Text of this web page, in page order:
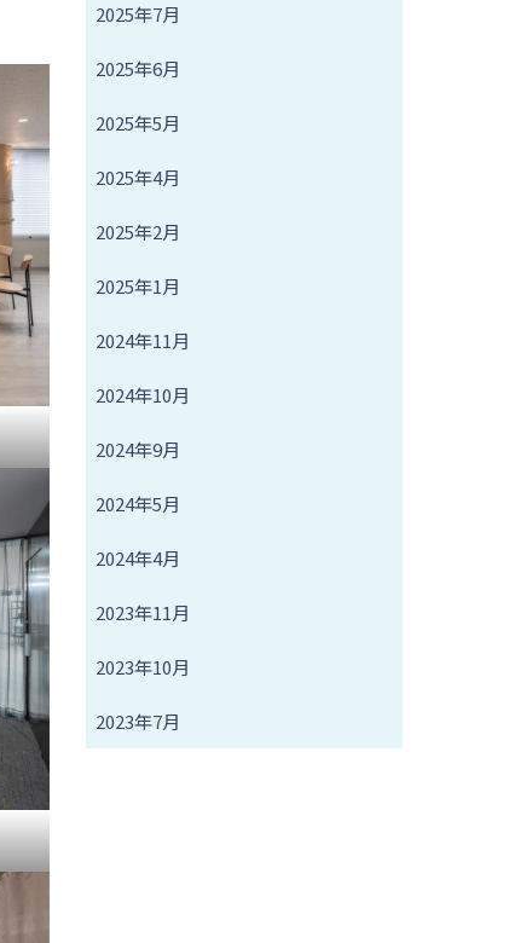
2025年7月
2025年6月
2025年5月
2025年4月
2025年2月
2025年1月
2024年11月
2024年10月
2024年9月
2024年5月
2024年4月
2023年11月
2023年10月
2023年7月